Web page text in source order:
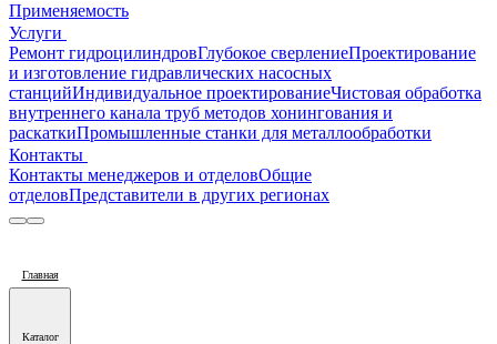
Применяемость
Услуги
Ремонт гидроцилиндровГлубокое сверлениеПроектирование
и изготовление гидравлических насосных
станцийИндивидуальное проектированиеЧистовая обработка
внутреннего канала труб методов хонингования и
раскаткиПромышленные станки для металлообработки
Контакты
Контакты менеджеров и отделовОбщие
отделовПредставители в других регионах
Главная
Каталог